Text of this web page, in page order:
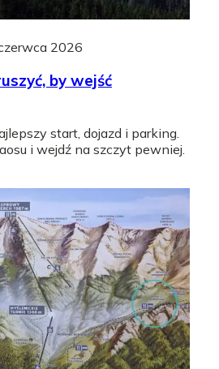
2026
by wejść
start, dojazd i parking.
i wejdź na szczyt pewniej.